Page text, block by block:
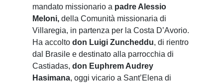
mandato missionario a padre Alessio
Meloni, della Comunità missionaria di
Villaregia, in partenza per la Costa D’Avorio.
Ha accolto don Luigi Zuncheddu, di rientro
dal Brasile e destinato alla parrocchia di
Castiadas, don Euphrem Audrey
Hasimana, oggi vicario a Sant’Elena di